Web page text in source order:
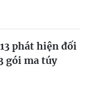
phát hiện đối
gói ma túy